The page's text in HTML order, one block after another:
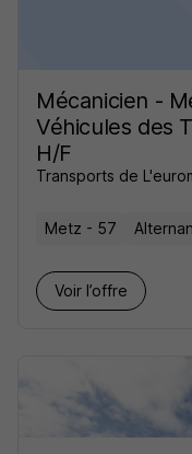
Mécanicien -
Véhicules des
H/F
Transports de
Metz - 57
Voir l’offre